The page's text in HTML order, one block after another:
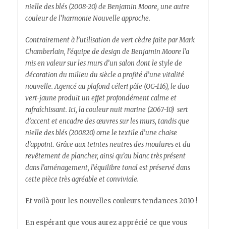
nielle des blés (2008-20) de Benjamin Moore, une autre
couleur de l’harmonie Nouvelle approche.
Contrairement à l’utilisation de vert cèdre faite par Mark
Chamberlain, l’équipe de design de Benjamin Moore l’a
mis en valeur sur les murs d’un salon dont le style de
décoration du milieu du siècle a profité d’une vitalité
nouvelle. Agencé au plafond céleri pâle (OC-116), le duo
vert-jaune produit un effet profondément calme et
rafraîchissant. Ici, la couleur nuit marine (2067-10) sert
d’accent et encadre des œuvres sur les murs, tandis que
nielle des blés (200820) orne le textile d’une chaise
d’appoint. Grâce aux teintes neutres des moulures et du
revêtement de plancher, ainsi qu’au blanc très présent
dans l’aménagement, l’équilibre tonal est préservé dans
cette pièce très agréable et conviviale.
Et voilà pour les nouvelles couleurs tendances 2010 !
En espérant que vous aurez apprécié ce que vous